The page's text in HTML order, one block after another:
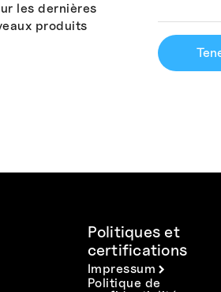
les dernières
produits
Politiques et
certifications
Impressum
Politique de